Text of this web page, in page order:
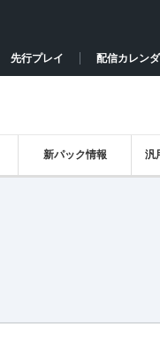
先行プレイ 配信カレン
新パック情報 汎